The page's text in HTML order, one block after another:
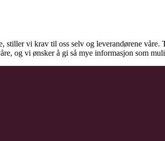
vi krav til oss selv og leverandørene
og vi ønsker å gi så mye informasjon som